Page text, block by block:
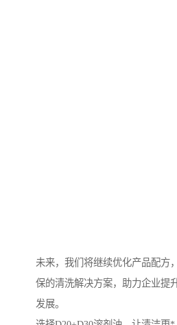
未来，我们将继续优化产品配方
保的清洗解决方案，助力企业提
发展。